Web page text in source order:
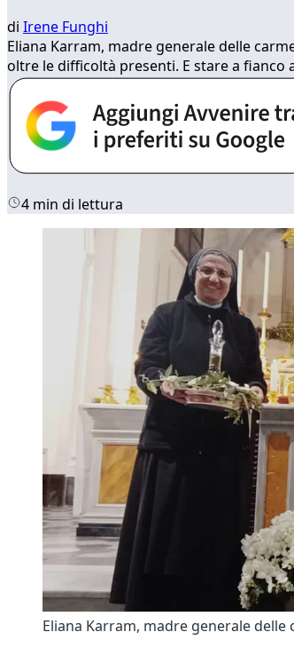
di Irene Funghi
Eliana Karram, madre generale delle
oltre le difficoltà presenti. E stare a fianco
4 min di lettura
Eliana Karram, madre generale delle